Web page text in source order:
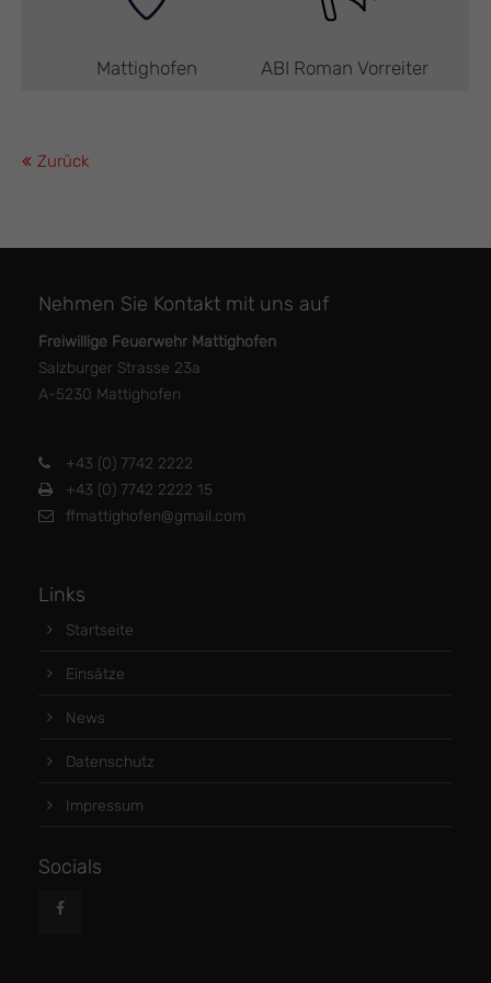
Mattighofen ABI Roman Vorreiter
Zurück
Nehmen Sie Kontakt mit uns auf
Freiwillige Feuerwehr Mattighofen
Salzburger Strasse 23a
A-5230 Mattighofen
+43 (0) 7742 2222
+43 (0) 7742 2222 15
ffmattighofen@gmail.com
Links
Startseite
Einsätze
News
Datenschutz
Impressum
Socials